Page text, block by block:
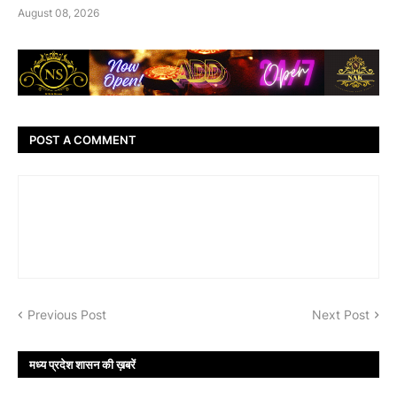
August 08, 2026
POST A COMMENT
Previous Post Next Post
मध्य प्रदेश शासन की ख़बरें